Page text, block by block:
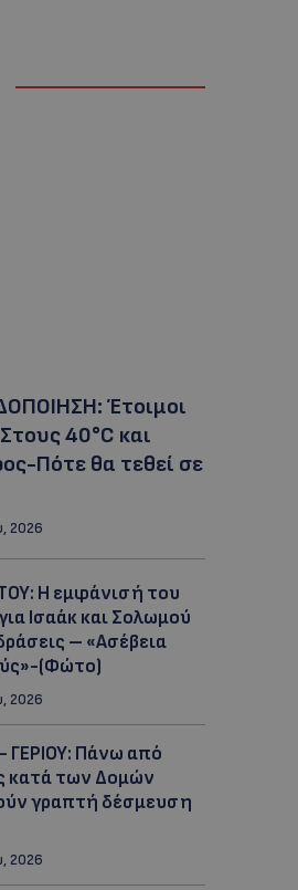
Έτοιμοι
40°C και
Πότε θα τεθεί σε
2026
Η εμφάνισή του
Ισαάκ και Σολωμού
– «Ασέβεια
(Φώτο)
2026
ΓΕΡΙΟΥ: Πάνω από
κατά των Δομών
γραπτή δέσμευση
2026